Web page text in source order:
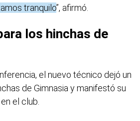
tranquilo”, afirmó.
los hinchas de
el nuevo técnico dejó un
de Gimnasia y manifestó su
el club.